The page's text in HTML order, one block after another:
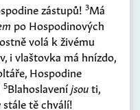
zástupů! 3Má
po Hospodinových
volá k živému
i vlaštovka má hnízdo,
Hospodine
5Blahoslaveníjsouti,
stále tě chválí!